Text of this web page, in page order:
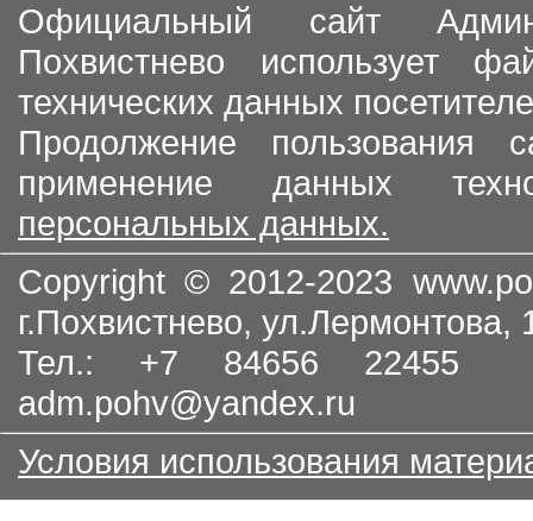
Официальный сайт
Похвистнево использует
технических данных
Продолжение пользования
применение данных
персональных данных.
Copyright © 2012-2023
г.Похвистнево, ул.Лермонтова,
Тел.: +7 84656
adm.pohv@yandex.ru
Условия использования